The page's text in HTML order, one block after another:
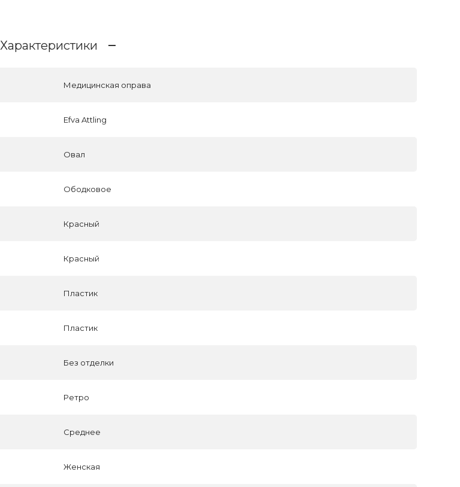
Характеристики
Медицинская оправа
Efva Attling
Овал
Ободковое
Красный
Красный
Пластик
Пластик
Без отделки
Ретро
Среднее
Женская